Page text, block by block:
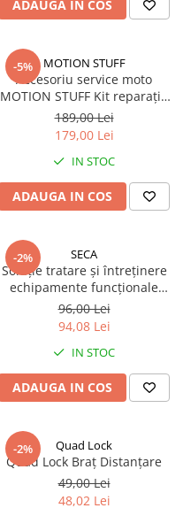
ADAUGA IN COS
-5% MOTION STUFF
Accesoriu service moto
MOTION STUFF Kit reparație
pană STF-902-0017 cu CO2
189,00 Lei
179,00 Lei
IN STOC
ADAUGA IN COS
-2% SECA
Soluție tratare și întreținere
echipamente funcționale
SECA
96,00 Lei
94,08 Lei
IN STOC
ADAUGA IN COS
-2% Quad Lock
Quad Lock Braț Distanțare
49,00 Lei
48,02 Lei